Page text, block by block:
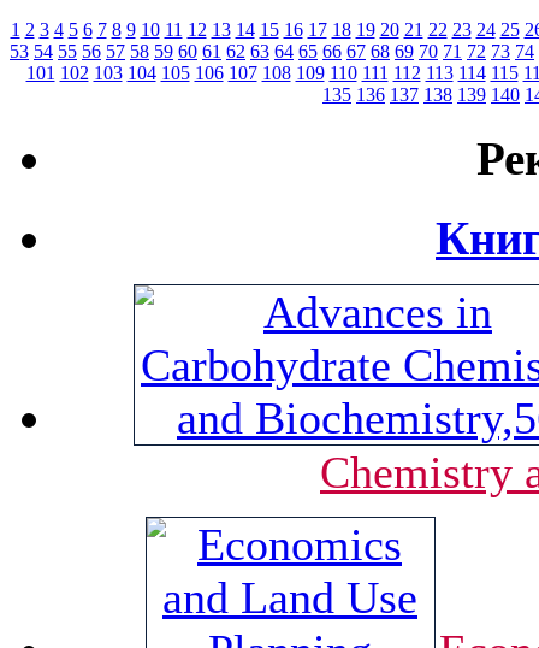
1 2 3 4 5 6 7 8 9 10 11 12 13 14 15 16 17 18 19 20 21 22 23 24 25
53 54 55 56 57 58 59 60 61 62 63 64 65 66 67 68 69 70 71 72 73 74
101 102 103 104 105 106 107 108 109 110 111 112 113 114 115
135 136 137 138 139 140
Chemistry